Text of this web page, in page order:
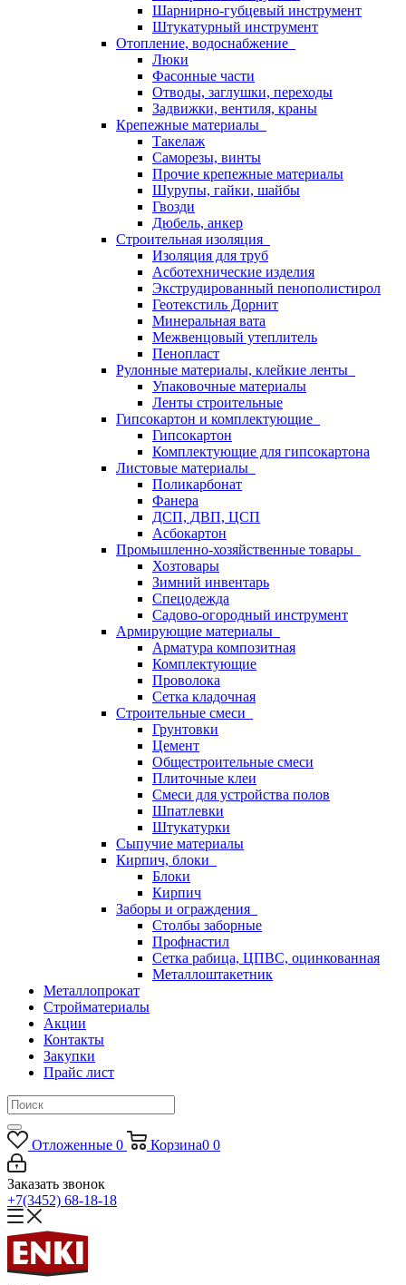
Шарнирно-губцевый инструмент
Штукатурный инструмент
Отопление, водоснабжение
Люки
Фасонные части
Отводы, заглушки, переходы
Задвижки, вентиля, краны
Крепежные материалы
Такелаж
Саморезы, винты
Прочие крепежные материалы
Шурупы, гайки, шайбы
Гвозди
Дюбель, анкер
Строительная изоляция
Изоляция для труб
Асботехнические изделия
Экструдированный пенополистирол
Геотекстиль Дорнит
Минеральная вата
Межвенцовый утеплитель
Пенопласт
Рулонные материалы, клейкие ленты
Упаковочные материалы
Ленты строительные
Гипсокартон и комплектующие
Гипсокартон
Комплектующие для гипсокартона
Листовые материалы
Поликарбонат
Фанера
ДСП, ДВП, ЦСП
Асбокартон
Промышленно-хозяйственные товары
Хозтовары
Зимний инвентарь
Спецодежда
Садово-огородный инструмент
Армирующие материалы
Арматура композитная
Комплектующие
Проволока
Сетка кладочная
Строительные смеси
Грунтовки
Цемент
Общестроительные смеси
Плиточные клеи
Смеси для устройства полов
Шпатлевки
Штукатурки
Сыпучие материалы
Кирпич, блоки
Блоки
Кирпич
Заборы и ограждения
Столбы заборные
Профнастил
Сетка рабица, ЦПВС, оцинкованная
Металлоштакетник
Металлопрокат
Стройматериалы
Акции
Контакты
Закупки
Прайс лист
Отложенные 0 Корзина0 0
Заказать звонок
+7(3452) 68-18-18